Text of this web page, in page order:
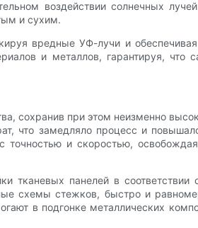
воздействии солнечных
и сухим.
вредные УФ-лучи и
и металлов, гарантируя, что
сохранив при этом неизменно
что замедляло процесс и
точностью и скоростью,
тканевых панелей в соответствии
схемы стежков, быстро и
в подгонке металлических